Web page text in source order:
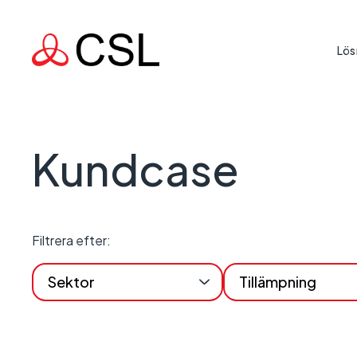
Kundcase
Filtrera efter:
Sektor Tillämpning